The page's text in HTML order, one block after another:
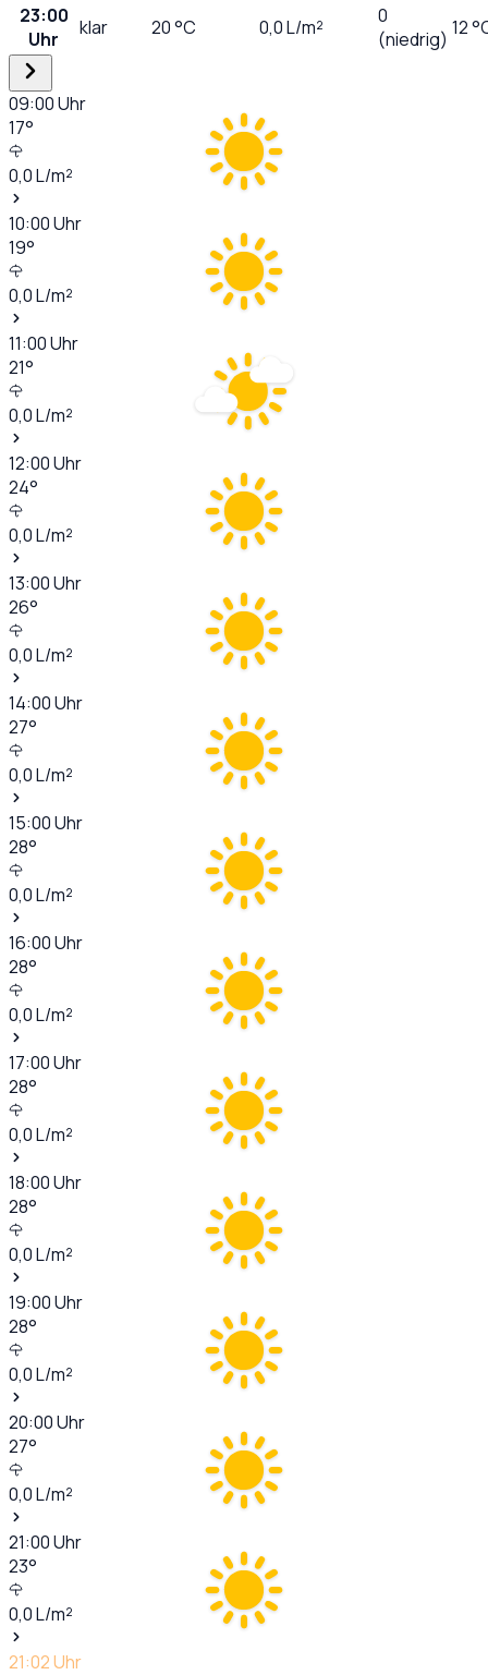
23:00
Uhr
klar 20°C 0,0L/m²
0
(niedrig) 12
09:00Uhr
17°
0,0L/m²
10:00Uhr
19°
0,0L/m²
11:00Uhr
21°
0,0L/m²
12:00Uhr
24°
0,0L/m²
13:00Uhr
26°
0,0L/m²
14:00Uhr
27°
0,0L/m²
15:00Uhr
28°
0,0L/m²
16:00Uhr
28°
0,0L/m²
17:00Uhr
28°
0,0L/m²
18:00Uhr
28°
0,0L/m²
19:00Uhr
28°
0,0L/m²
20:00Uhr
27°
0,0L/m²
21:00Uhr
23°
0,0L/m²
21:02Uhr